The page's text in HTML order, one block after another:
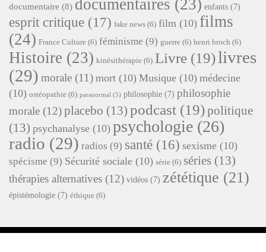
documentaire (8) documentaires (23) enfants (7)
esprit critique (17) fake news (6) film (10) films
(24) France Culture (6) féminisme (9) guerre (6) henri broch (6)
Histoire (23) kinésithérapie (6) Livre (19)livres
(29) morale (11) mort (10) Musique (10) médecine
(10) ostéopathie (6) paranormal (5) philosophie (7) philosophie
morale (12)placebo (13) podcast (19)politique
(13) psychanalyse (10) psychologie (26)
radio (29) radios (9) santé (16) sexisme (10)
spécisme (9) Sécurité sociale (10) série (6) séries (13)
thérapies alternatives (12) vidéos (7) zététique (21)
épistémologie (7) éthique (6)